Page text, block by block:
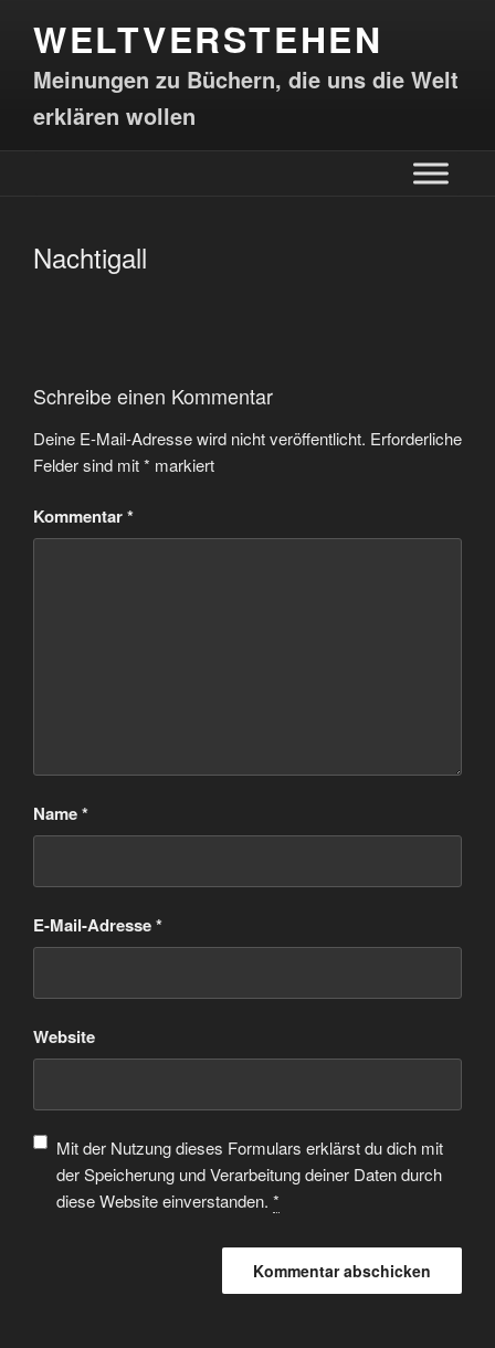
WELTVERSTEHEN
Meinungen zu Büchern, die uns die Welt
erklären wollen
Nachtigall
Schreibe einen Kommentar
Deine E-Mail-Adresse wird nicht veröffentlicht. Erforderliche
Felder sind mit* markiert
Kommentar*
Name*
E-Mail-Adresse*
Website
Mit der Nutzung dieses Formulars erklärst du dich mit
der Speicherung und Verarbeitung deiner Daten durch
diese Website einverstanden. *